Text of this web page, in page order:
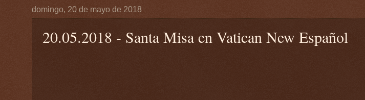
domingo, 20 de mayo de 2018
20.05.2018 - Santa Misa en Vatican New Español